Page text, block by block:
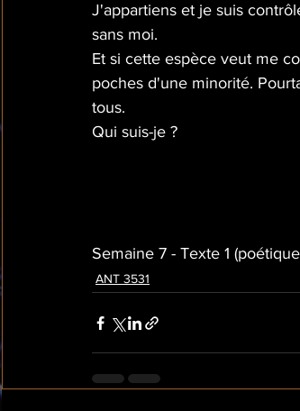
J'appartiens et je suis
sans moi.
Et si cette espèce veut me
poches d'une minorité.
tous.
Qui suis-je ?
Semaine 7 - Texte 1
ANT 3531